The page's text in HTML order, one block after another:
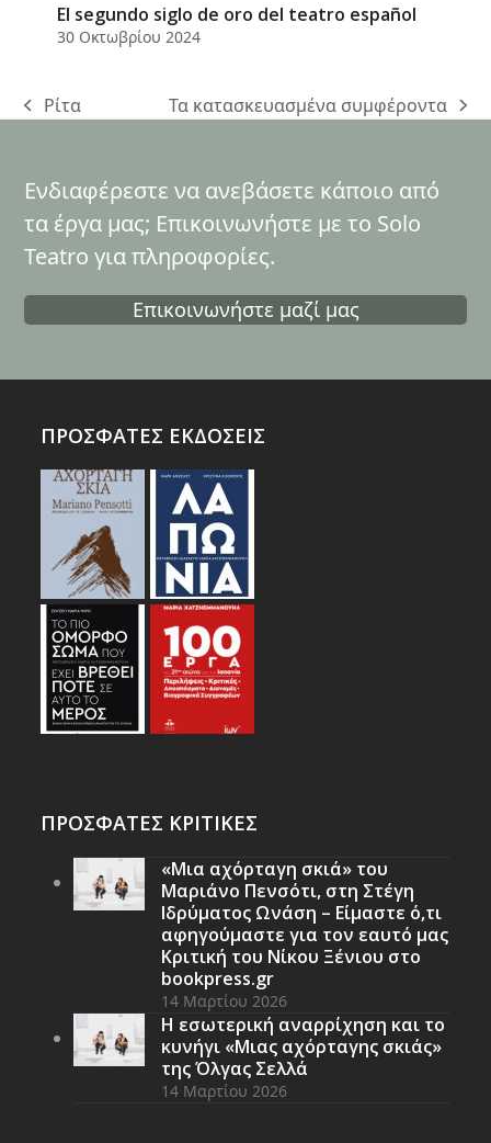
El segundo siglo de oro del teatro español
30 Οκτωβρίου 2024
previous
Ρίτα
next
Τα κατασκευασμένα συμφέροντα
Ενδιαφέρεστε να ανεβάσετε κάποιο από
τα έργα μας; Επικοινωνήστε με το Solo
Teatro για πληροφορίες.
Επικοινωνήστε μαζί μας
ΠΡΟΣΦΑΤΕΣ ΕΚΔΟΣΕΙΣ
ΠΡΟΣΦΑΤΕΣ ΚΡΙΤΙΚΕΣ
«Μια αχόρταγη σκιά» του
Μαριάνο Πενσότι, στη Στέγη
Ιδρύματος Ωνάση – Είμαστε ό,τι
αφηγούμαστε για τον εαυτό μας
Κριτική του Νίκου Ξένιου στο
bookpress.gr
14 Μαρτίου 2026
Η εσωτερική αναρρίχηση και το
κυνήγι «Μιας αχόρταγης σκιάς»
της Όλγας Σελλά
14 Μαρτίου 2026